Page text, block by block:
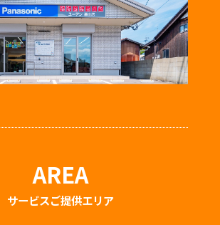
AREA
サービスご提供エリア